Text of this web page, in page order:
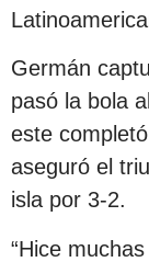
Germán
pasó la bola
este
aseguró el
isla por 3-2.
“Hice